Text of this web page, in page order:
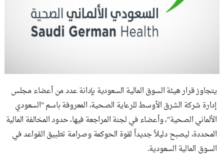
يتجاوز قرار هيئة السوق المالية السعودية بإدانة عدد من أعضاء مجلس
إدارة شركة الشرق الأوسط للرعاية الصحية، المعروفة باسم "السعودي
الألماني الصحية"، وأعضاء في لجنة المراجعة فيها، حدود المخالفة المالية
المحددة، ليصبح دليلاً جديداً لقوة الحوكمة وصرامة تطبيق القواعد في
السوق المالية السعودية.